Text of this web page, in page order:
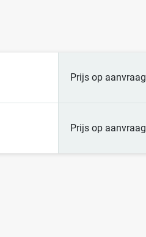
Prijs op aanvraag
Prijs op aanvraag